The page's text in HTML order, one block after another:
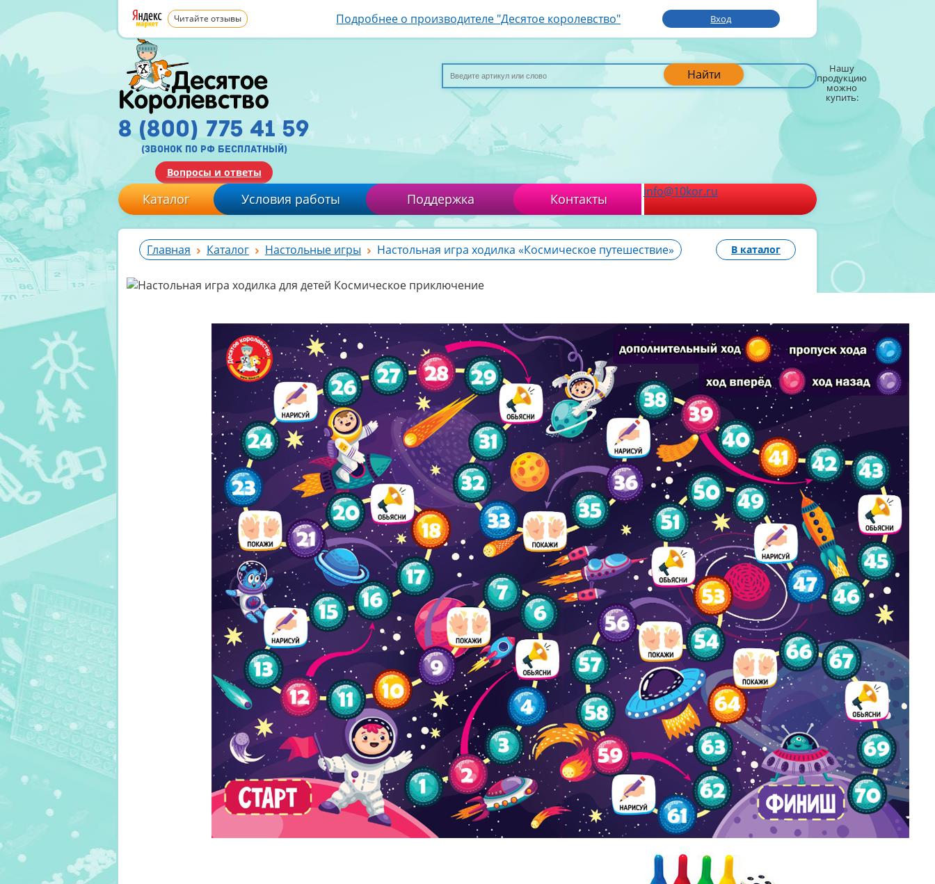
Читайте отзывы Подробнее о производителе "Десятое королевство" Вход
Найти Нашу
продукцию
можно
купить:
8 (800) 775 41 59
(звонок по рф бесплатный)
Вопросы и ответы
Каталог Условия работы Поддержка Контакты info@10kor.ru
Главная Каталог Настольные игры Настольная игра ходилка «Космическое путешествие» В каталог